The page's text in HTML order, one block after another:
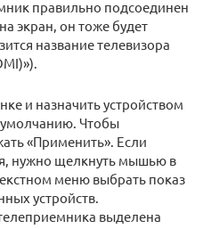
правильно подсоединен
экран, он тоже будет
название телевизора
и назначить устройством
умолчанию. Чтобы
«Применить». Если
нужно щелкнуть мышью в
меню выбрать показ
устройств.
выделена